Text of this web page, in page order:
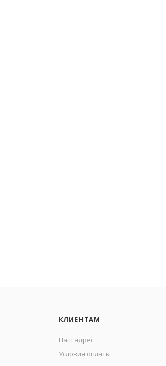
КЛИЕНТАМ
Наш адрес
Условия оплаты